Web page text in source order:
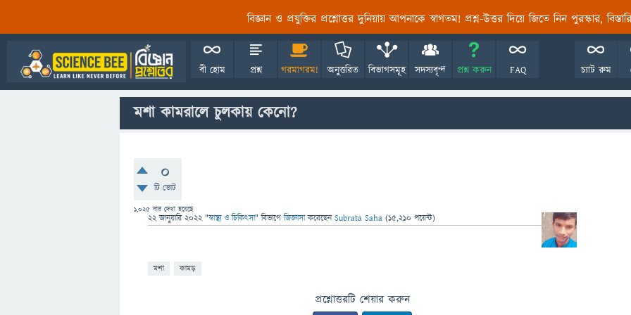
বিজ্ঞান ও প্রযুক্তির প্রশ্নোত্তর দুনিয়ায় আপনাকে স্বাগতম! প্রশ্ন-উত্তর দিয়ে জিতে নিন পুরস্কার,
বী হোম প্রশ্ন গরমাগরম! অনুত্তরিত বিভাগসমূহ সদস্যবৃন্দ প্রশ্ন করুন FAQ চ্যাট রুম
মশা কামরালে চুলকায় কেনো?
0
টি ভোট
1,025 বার দেখা হয়েছে
22 জানুয়ারি 2022 "স্বাস্থ্য ও চিকিৎসা" বিভাগে জিজ্ঞাসাকরেছেনSubrata Saha (15,210 পয়েন্ট)
মশা কামড়
প্রশ্নোত্তরটি শেয়ার করুন